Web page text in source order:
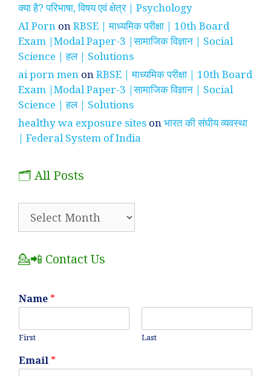
क्या है? परिभाषा, विषय एवं क्षेत्र | Psychology
AI Porn onRBSE | माध्यमिक परीक्षा | 10th Board
Exam |Modal Paper-3 |सामाजिक विज्ञान | Social
Science | हल | Solutions
ai porn men onRBSE | माध्यमिक परीक्षा | 10th Board
Exam |Modal Paper-3 |सामाजिक विज्ञान | Social
Science | हल | Solutions
healthy wa exposure sites onभारत की संघीय व्यवस्था
| Federal System of India
🗂️ All Posts
💁📲 Contact Us
Name *
First Last
Email *